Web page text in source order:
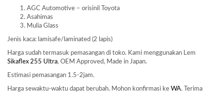
AGC Automotive – orisinil Toyota
Asahimas
Mulia Glass
Jenis kaca: lamisafe/laminated (2 lapis)
Harga sudah termasuk pemasangan di toko. Kami menggunakan Lem
Sikaflex 255 Ultra, OEM Approved, Made in Japan.
Estimasi pemasangan 1.5-2jam.
Harga sewaktu-waktu dapat berubah. Mohon konfirmasi ke WA. Terima